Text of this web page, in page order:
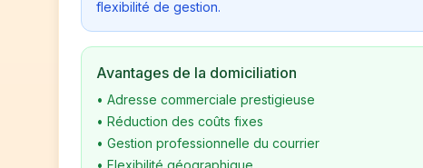
flexibilité de gestion.
Avantages de la domiciliation
• Adresse commerciale prestigieuse
• Réduction des coûts fixes
• Gestion professionnelle du courrier
• Flexibilité géographique